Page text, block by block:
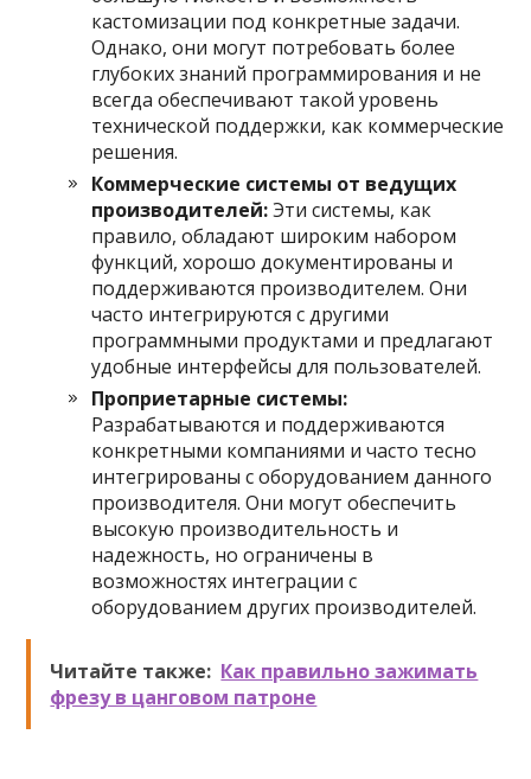
кастомизации под конкретные задачи.
Однако, они могут потребовать более
глубоких знаний программирования и не
всегда обеспечивают такой уровень
технической поддержки, как коммерческие
решения.
Коммерческие системы от ведущих
производителей:Эти системы, как
правило, обладают широким набором
функций, хорошо документированы и
поддерживаются производителем. Они
часто интегрируются с другими
программными продуктами и предлагают
удобные интерфейсы для пользователей.
Проприетарные системы:
Разрабатываются и поддерживаются
конкретными компаниями и часто тесно
интегрированы с оборудованием данного
производителя. Они могут обеспечить
высокую производительность и
надежность, но ограничены в
возможностях интеграции с
оборудованием других производителей.
Читайте также: Как правильно зажимать
фрезу в цанговом патроне